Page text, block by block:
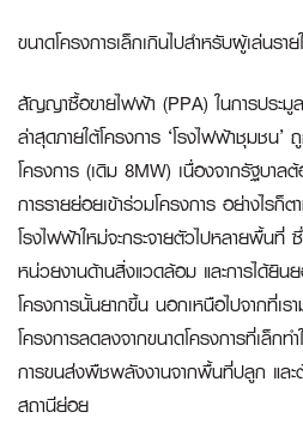
ขนาดโครงการเล็กเกินไปสำหรับผู้เล่นรา
สัญญาซื้อขายไฟฟ้า (PPA) ในการประ
ล่าสุดภายใต้โครงการ ‘โรงไฟฟ้าชุมชน
โครงการ (เดิม 8MW) เนื่องจากรัฐบาล
การรายย่อยเข้าร่วมโครงการ อย่างไรก็
โรงไฟฟ้าใหม่จะกระจายตัวไปหลายพื้นที่
หน่วยงานด้านสิ่งแวดล้อม และการได้ยิ
โครงการนั้นยากขึ้น นอกเหนือไปจากที่เ
โครงการลดลงจากขนาดโครงการที่เล็ก
การขนส่งพืชพลังงานจากพื้นที่ปลูก และ
สถานีย่อย